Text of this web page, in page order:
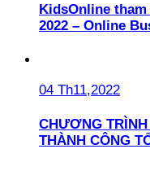
KidsOnline
2022 – Online
04 Th11,2022
CHƯƠNG
THÀNH CÔNG